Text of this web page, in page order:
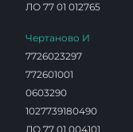
ЛО 77 01 012765
Чертаново И
7726023297
772601001
0603290
1027739180490
ЛО 77 01 004101